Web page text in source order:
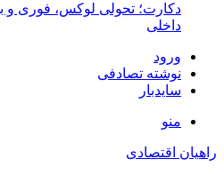
دکارت؛ تحولی لوکس، فوری و
داخلی
ورود
نوشته تصادفی
سایدبار
منو
راهیان اقتصادی